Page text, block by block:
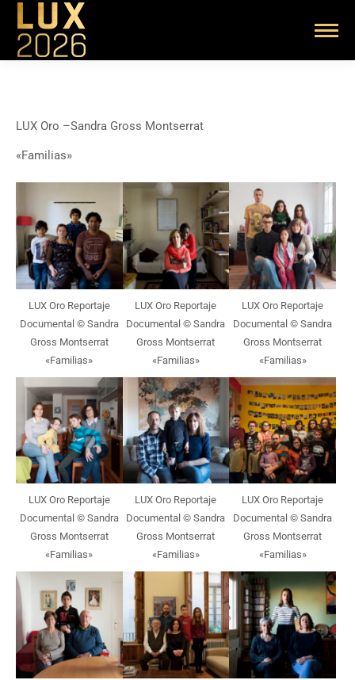
LUX Oro –Sandra Gross Montserrat
«Familias»
LUX Oro Reportaje
Documental © Sandra
Gross Montserrat
«Familias»
LUX Oro Reportaje
Documental © Sandra
Gross Montserrat
«Familias»
LUX Oro Reportaje
Documental © Sandra
Gross Montserrat
«Familias»
LUX Oro Reportaje
Documental © Sandra
Gross Montserrat
«Familias»
LUX Oro Reportaje
Documental © Sandra
Gross Montserrat
«Familias»
LUX Oro Reportaje
Documental © Sandra
Gross Montserrat
«Familias»